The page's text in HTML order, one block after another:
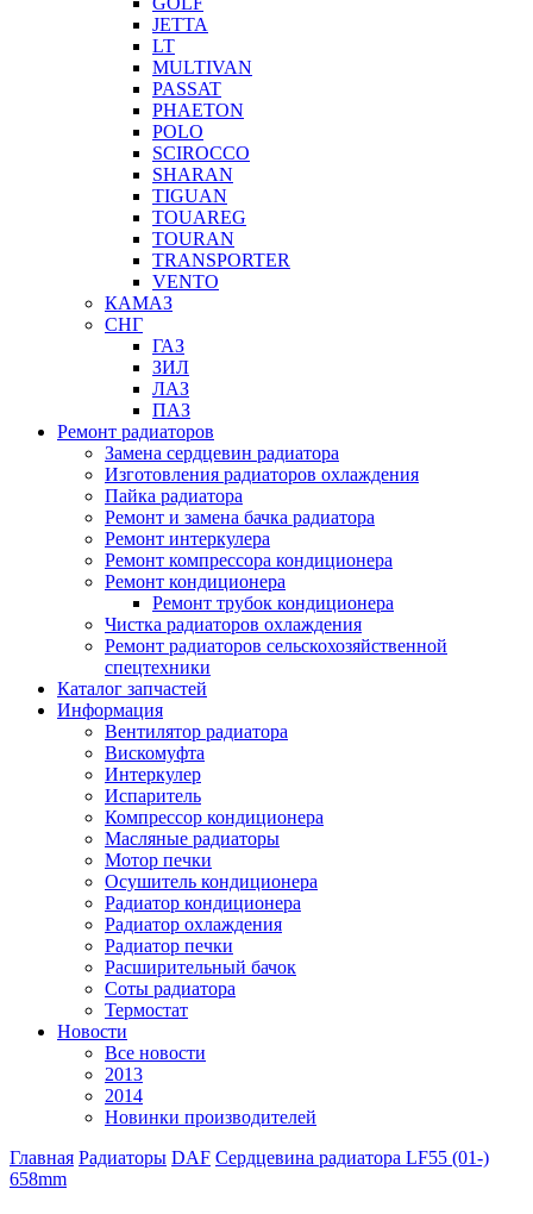
JETTA
LT
MULTIVAN
PASSAT
PHAETON
POLO
SCIROCCO
SHARAN
TIGUAN
TOUAREG
TOURAN
TRANSPORTER
VENTO
КАМАЗ
СНГ
ГАЗ
ЗИЛ
ЛАЗ
ПАЗ
Ремонт радиаторов
Замена сердцевин радиатора
Изготовления радиаторов охлаждения
Пайка радиатора
Ремонт и замена бачка радиатора
Ремонт интеркулера
Ремонт компрессора кондиционера
Ремонт кондиционера
Ремонт трубок кондиционера
Чистка радиаторов охлаждения
Ремонт радиаторов сельскохозяйственной
спецтехники
Каталог запчастей
Информация
Вентилятор радиатора
Вискомуфта
Интеркулер
Испаритель
Компрессор кондиционера
Масляные радиаторы
Мотор печки
Осушитель кондиционера
Радиатор кондиционера
Радиатор охлаждения
Радиатор печки
Расширительный бачок
Соты радиатора
Термостат
Новости
Все новости
2013
2014
Новинки производителей
Главная Радиаторы DAF Сердцевина радиатора LF55 (01-)
658mm